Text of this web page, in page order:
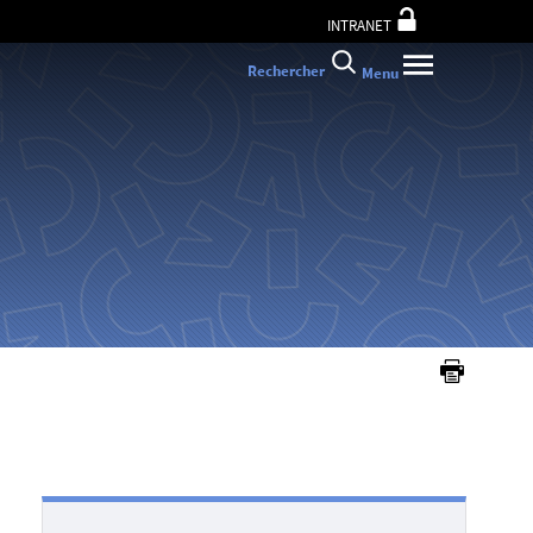
INTRANET
Rechercher Menu